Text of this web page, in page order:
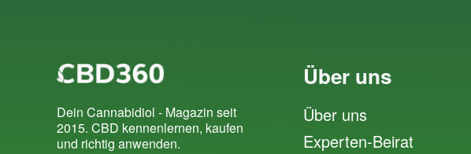
Dein Cannabidiol - Magazin seit
2015. CBD kennenlernen, kaufen
und richtig anwenden.
Über uns
Über uns
Experten-Beirat